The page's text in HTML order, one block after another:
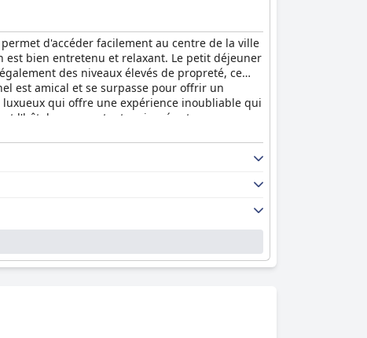
d'accéder facilement au centre de la ville
bien entretenu et relaxant. Le petit déjeuner
des niveaux élevés de propreté, ce
est amical et se surpasse pour offrir un
qui offre une expérience inoubliable qui
l'hôtel en se sentant revigorés et en